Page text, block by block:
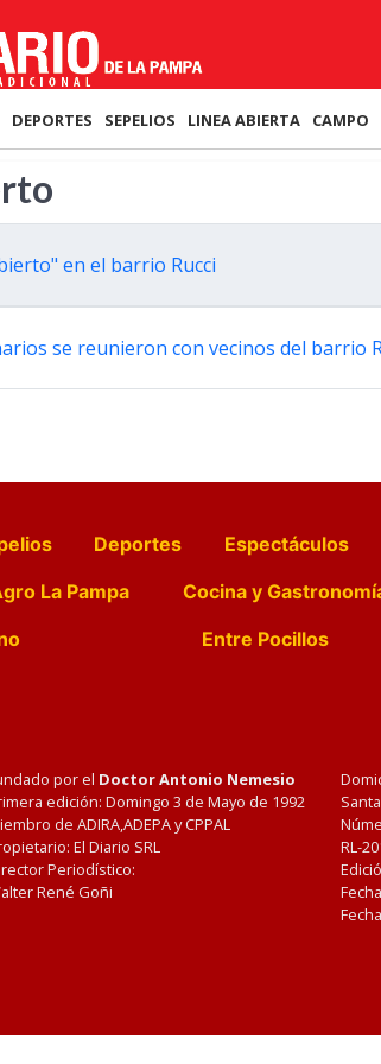
DEPORTES SEPELIOS LINEA ABIERTA CAMPO
en el barrio Rucci
se reunieron con vecinos del barrio
Deportes Espectáculos
La Pampa Cocina y
Entre Pocillos
por el Doctor Antonio Nemesio
edición: Domingo 3 de Mayo de 1992
de ADIRA,ADEPA y CPPAL
El Diario SRL
Periodístico:
René Goñi
RL-